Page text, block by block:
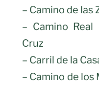
– Camino de las
– Camino
Cruz
– Carril de la
– Camino de